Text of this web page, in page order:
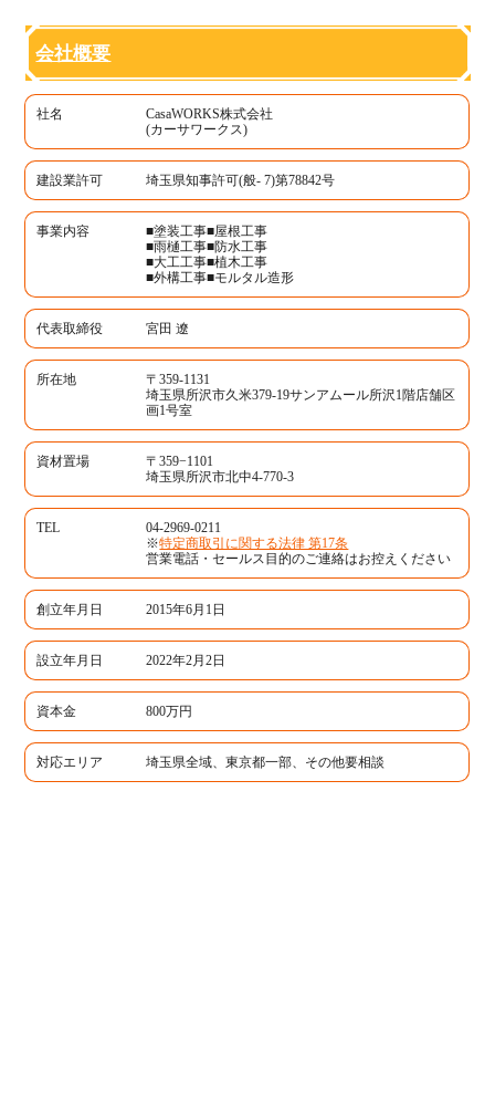
会社概要
社名
CasaWORKS株式会社
(カーサワークス)
建設業許可 埼玉県知事許可(般- 7)第78842号
事業内容
■塗装工事■屋根工事
■雨樋工事■防水工事
■大工工事■植木工事
■外構工事■モルタル造形
代表取締役 宮田 遼
所在地
〒359-1131
埼玉県所沢市久米379-19サンアムール所沢1階店舗区
画1号室
資材置場
〒359−1101
埼玉県所沢市北中4-770-3
TEL
04‐2969‐0211
※特定商取引に関する法律 第17条
営業電話・セールス目的のご連絡はお控えください
創立年月日 2015年6月1日
設立年月日 2022年2月2日
資本金 800万円
対応エリア 埼玉県全域、東京都一部、その他要相談